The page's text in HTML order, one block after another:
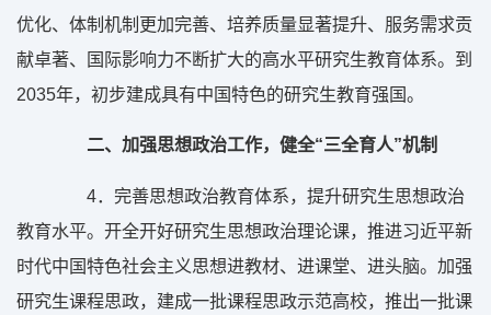
优化、体制机制更加完善、培养质量显著提升、服务需求贡
献卓著、国际影响力不断扩大的高水平研究生教育体系。到
2035年，初步建成具有中国特色的研究生教育强国。
二、加强思想政治工作，健全“三全育人”机制
4．完善思想政治教育体系，提升研究生思想政治
教育水平。开全开好研究生思想政治理论课，推进习近平新
时代中国特色社会主义思想进教材、进课堂、进头脑。加强
研究生课程思政，建成一批课程思政示范高校，推出一批课